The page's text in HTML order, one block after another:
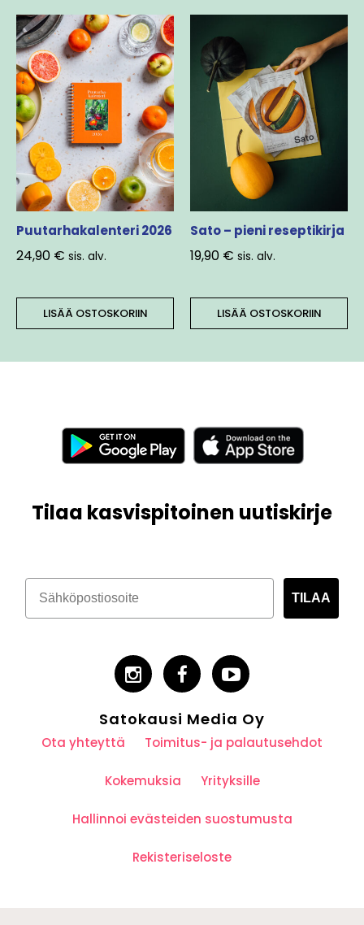
Puutarhakalenteri 2026
24,90 € sis. alv.
LISÄÄ OSTOSKORIIN
Sato – pieni reseptikirja
19,90 € sis. alv.
LISÄÄ OSTOSKORIIN
Tilaa kasvispitoinen uutiskirje
TILAA
Satokausi Media Oy
Ota yhteyttä Toimitus- ja palautusehdot
Kokemuksia Yrityksille
Hallinnoi evästeiden suostumusta
Rekisteriseloste